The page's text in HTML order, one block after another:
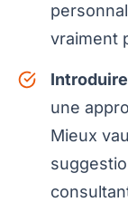
vraiment
une
Mieux